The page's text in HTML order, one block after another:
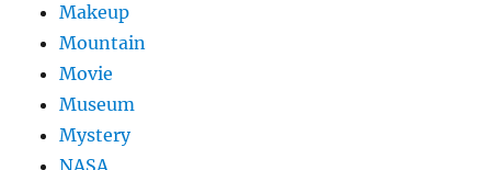
Makeup
Mountain
Movie
Museum
Mystery